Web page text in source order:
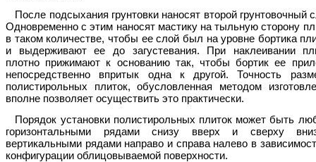
После подсыхания грунтовки наносят второй грунтовочный
Одновременно с этим наносят мастику на тыльную сторону
в таком количестве, чтобы ее слой был на уровне бортика
и выдерживают ее до загустевания. При наклеивании
плотно прижимают к основанию так, чтобы бортик ее
непосредственно впритык одна к другой. Точность
полистирольных плиток, обусловленная методом
вполне позволяет осуществить это практически.
Порядок установки полистирольных плиток может быть
горизонтальными рядами снизу вверх и сверху
вертикальными рядами направо и справа налево в
конфигурации облицовываемой поверхности.